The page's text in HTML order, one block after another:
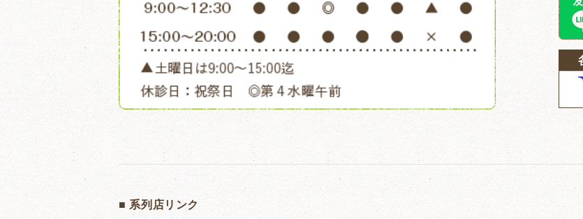
■ 系列店リンク